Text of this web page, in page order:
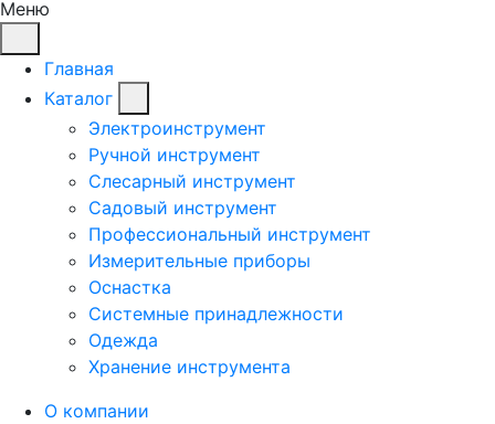
Меню
Главная
Каталог
Электроинструмент
Ручной инструмент
Слесарный инструмент
Садовый инструмент
Профессиональный инструмент
Измерительные приборы
Оснастка
Системные принадлежности
Одежда
Хранение инструмента
О компании